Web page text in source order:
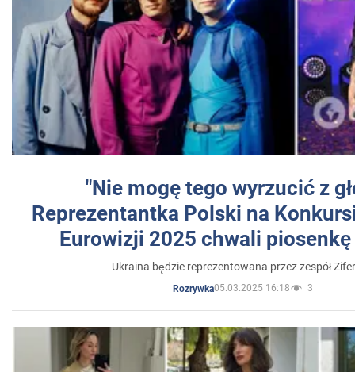
"Nie mogę tego wyrzucić z
Reprezentantka Polski na
Eurowizji 2025 chwali
Ukraina będzie reprezentowana przez zespół
Rozrywka05.03.2025 16:18 3